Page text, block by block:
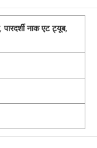
,पारदर्शी नाक एट ट्यूब,